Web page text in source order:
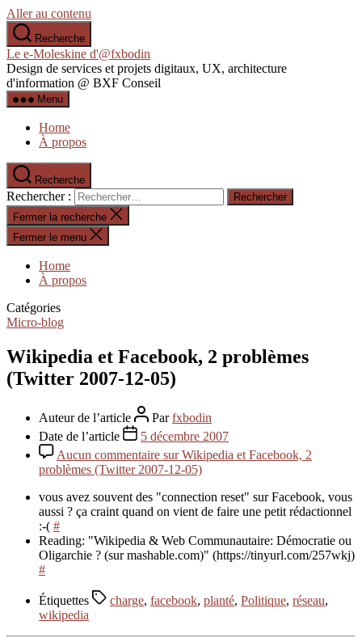
Aller au contenu
Recherche
Le e-Moleskine d'@fxbodin
Design de services et projets digitaux, UX, architecture
d'information @ BXF Conseil
Menu
Home
À propos
Recherche
Rechercher :
Fermer la recherche
Fermer le menu
Home
À propos
Catégories
Micro-blog
Wikipedia et Facebook, 2 problèmes
(Twitter 2007-12-05)
Auteur de l’article Parfxbodin
Date de l’article
5 décembre 2007
Aucun commentaire sur Wikipedia et Facebook, 2
problèmes (Twitter 2007-12-05)
vous avez souvent des "connection reset" sur Facebook, vous
aussi ? ça craint quand on vient de faire une petit rédactionnel
:-( #
Reading: "Wikipedia & Web Communautaire: Démocratie ou
Oligarchie ? (sur mashable.com)" (https://tinyurl.com/257wkj)
#
Étiquettes charge, facebook, planté, Politique, réseau,
wikipedia